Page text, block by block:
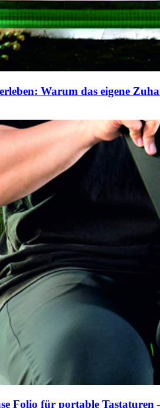
Warum das eigene
Folio für portable Tastaturen